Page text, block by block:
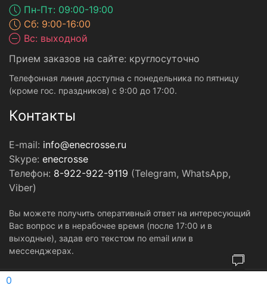
0
Пн-Пт: 09:00-19:00
Сб: 9:00-16:00
Вс: выходной
Прием заказов на сайте: круглосуточно
Телефонная линия доступна с понедельника по пятницу
(кроме гос. праздников) с 9:00 до 17:00.
Контакты
E-mail: info@enecrosse.ru
Skype: enecrosse
Телефон: 8-922-922-9119 (Telegram, WhatsApp,
Viber)
Вы можете получить оперативный ответ на интересующий
Вас вопрос и в нерабочее время (после 17:00 и в
выходные), задав его текстом по email или в
мессенджерах.
© Copyright 2010-2026. ENECROSSE.ru - Все права защищены.